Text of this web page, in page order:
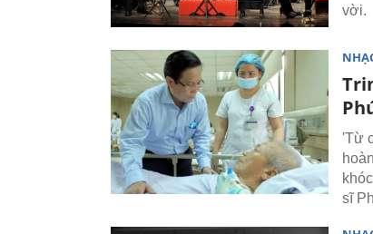
vời.
'Từ
sĩ